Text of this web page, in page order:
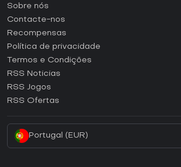
Como ativar uma CD Key Steam?
Como ativar uma CD Key Epic Games?
Como ativar uma CD Key GOG?
Como ativar uma CD Key Ubisoft Connect?
Sobre nós
Contacte-nos
Recompensas
Política de privacidade
Termos e Condições
RSS Noticias
RSS Jogos
RSS Ofertas
Portugal (EUR)